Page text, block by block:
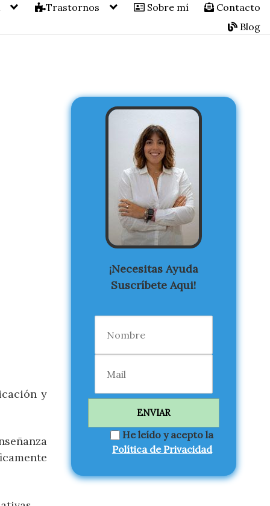
Trastornos Sobre mí
Contacto
Blog
y
¡Necesitas Ayuda
Suscríbete Aqui!
He leído y acepto la
Política de Privacidad